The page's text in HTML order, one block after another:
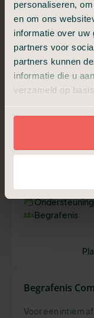
personaliseren,
en om ons
informatie over uw
partners voor
partners kunnen
informatie die u
verzameld op
Begrafenis in
Niet meer dan
€ 1.649,-
Vanaf
Aannemen en
Technische
Uitvaartkist
Begrafenis
Begrafenis
Voor een intiem